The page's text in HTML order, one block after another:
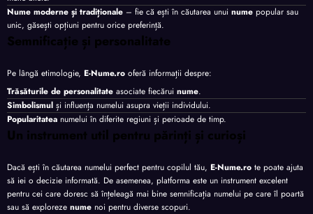
Nume moderne și tradiționale – fie că ești în căutarea unui nume popular sau
unic, găsești opțiuni pentru orice preferință.
Semnificație și personalitate
Pe lângă etimologie, E-Nume.ro oferă informații despre:
Trăsăturile de personalitate asociate fiecărui nume.
Simbolismul și influența numelui asupra vieții individului.
Popularitatea numelui în diferite regiuni și perioade de timp.
Un instrument util pentru părinți și curioși
Dacă ești în căutarea numelui perfect pentru copilul tău, E-Nume.ro te poate ajuta
să iei o decizie informată. De asemenea, platforma este un instrument excelent
pentru cei care doresc să înțeleagă mai bine semnificația numelui pe care îl poartă
sau să exploreze nume noi pentru diverse scopuri.